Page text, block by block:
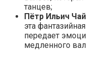
танцев;
Пётр Ильич
эта
передает
медленного